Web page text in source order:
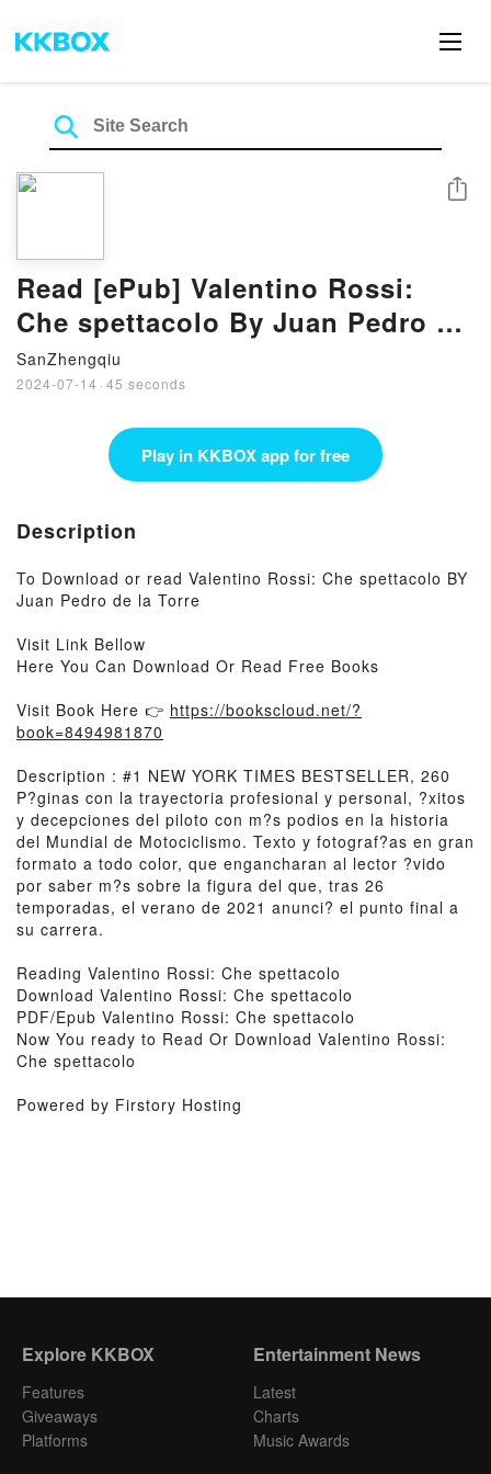
Read [ePub] Valentino Rossi:
Che spettacolo By Juan Pedro de
la Torre
SanZhengqiu
2024-07-14 · 45 seconds
Share
Play in KKBOX app for free
Description
To Download or read Valentino Rossi: Che spettacolo BY
Juan Pedro de la Torre
Visit Link Bellow
Here You Can Download Or Read Free Books
Visit Book Here 👉 https://bookscloud.net/?
book=8494981870
Description : #1 NEW YORK TIMES BESTSELLER, 260
P?ginas con la trayectoria profesional y personal, ?xitos
y decepciones del piloto con m?s podios en la historia
del Mundial de Motociclismo. Texto y fotograf?as en gran
formato a todo color, que engancharan al lector ?vido
por saber m?s sobre la figura del que, tras 26
temporadas, el verano de 2021 anunci? el punto final a
su carrera.
Reading Valentino Rossi: Che spettacolo
Download Valentino Rossi: Che spettacolo
PDF/Epub Valentino Rossi: Che spettacolo
Now You ready to Read Or Download Valentino Rossi:
Che spettacolo
Powered by Firstory Hosting
Explore KKBOX
Features
Giveaways
Platforms
Entertainment News
Latest
Charts
Music Awards